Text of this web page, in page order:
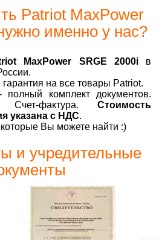
Patriot MaxPower
именно у нас?
MaxPower SRGE 2000iв
на все товары Patriot.
комплект документов.
фактура. Стоимость
указана с НДС.
Вы можете найти :)
и учредительные